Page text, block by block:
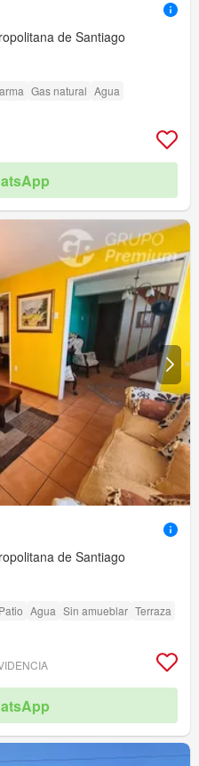
de Santiago
Gas natural Agua
de Santiago
Patio Agua Sin amueblar Terraza